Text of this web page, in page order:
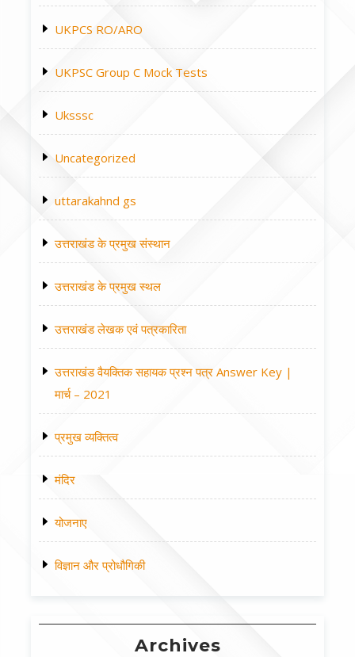
UKPCS RO/ARO
UKPSC Group C Mock Tests
Uksssc
Uncategorized
uttarakahnd gs
उत्तराखंड के प्रमुख संस्थान
उत्तराखंड के प्रमुख स्थल
उत्तराखंड लेखक एवं पत्रकारिता
उत्तराखंड वैयक्तिक सहायक प्रश्न पत्र Answer Key |
मार्च – 2021
प्रमुख व्यक्तित्व
मंदिर
योजनाए
विज्ञान और प्रोधौगिकी
Archives